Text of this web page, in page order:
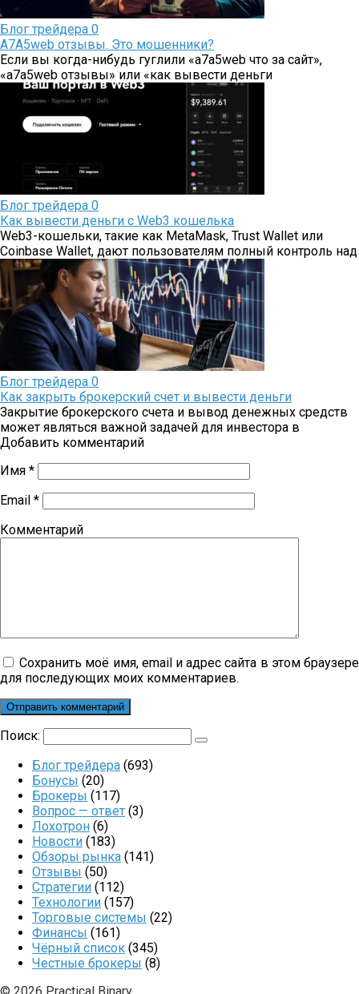
Блог трейдера 0
A7A5web отзывы. Это мошенники?
Если вы когда-нибудь гуглили «a7a5web что за сайт»,
«a7a5web отзывы» или «как вывести деньги
Блог трейдера 0
Как вывести деньги с Web3 кошелька
Web3-кошельки, такие как MetaMask, Trust Wallet или
Coinbase Wallet, дают пользователям полный контроль над
Блог трейдера 0
Как закрыть брокерский счет и вывести деньги
Закрытие брокерского счета и вывод денежных средств
может являться важной задачей для инвестора в
Добавить комментарий
Имя *
Email *
Комментарий
Сохранить моё имя, email и адрес сайта в этом браузере
для последующих моих комментариев.
Поиск:
Блог трейдера (693)
Бонусы (20)
Брокеры (117)
Вопрос — ответ (3)
Лохотрон (6)
Новости (183)
Обзоры рынка (141)
Отзывы (50)
Стратегии (112)
Технологии (157)
Торговые системы (22)
Финансы (161)
Чёрный список (345)
Честные брокеры (8)
© 2026 Practical Binary